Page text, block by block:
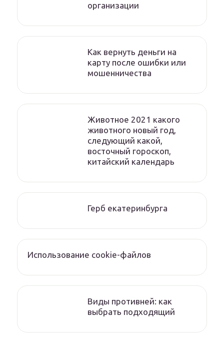
организации
Как вернуть деньги на
карту после ошибки или
мошенничества
Животное 2021 какого
животного новый год,
следующий какой,
восточный гороскоп,
китайский календарь
Герб екатеринбурга
Использование cookie-файлов
Виды противней: как
выбрать подходящий